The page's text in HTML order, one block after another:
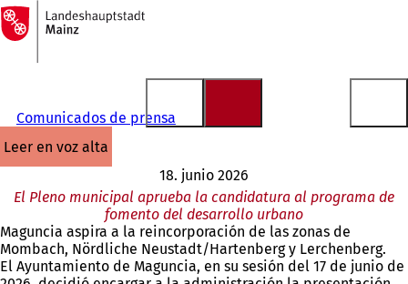
Saltar al contenido
A
la
página
Comunicados de prensa
leer en voz alta
18. junio 2026
El Pleno municipal aprueba la candidatura al programa de
fomento del desarrollo urbano
Maguncia aspira a la reincorporación de las zonas de
Mombach, Nördliche Neustadt/Hartenberg y Lerchenberg.
El Ayuntamiento de Maguncia, en su sesión del 17 de junio de